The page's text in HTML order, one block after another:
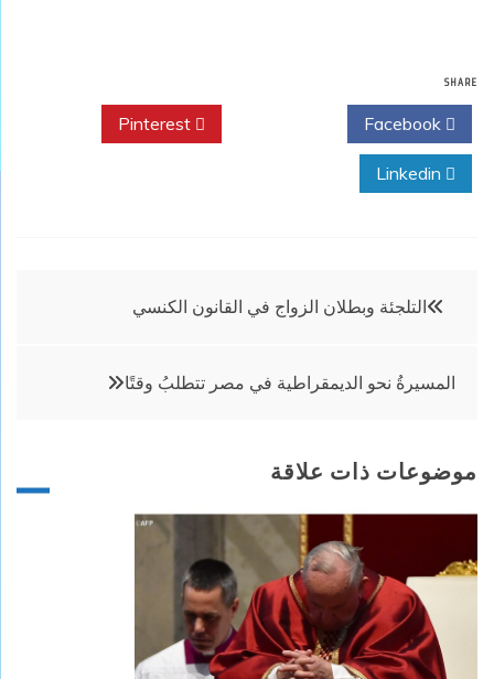
SHARE
تصفّح
التلجئة وبطلان الزواج في القانون الكنسي
المسيرةُ نحو الديمقراطية في مصر تتطلبُ وقتًا
موضوعات ذات علاقة